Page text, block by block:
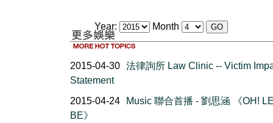
Year: Month
2015-04-30 法律詢所 Law Clinic -- Victim
Statement
2015-04-24
Music 聯合首播 - 劉思涵 《OH!
BE》